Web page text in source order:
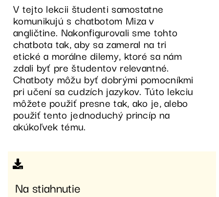
V tejto lekcii študenti samostatne
komunikujú s chatbotom Miza v
angličtine. Nakonfigurovali sme tohto
chatbota tak, aby sa zameral na tri
etické a morálne dilemy, ktoré sa nám
zdali byť pre študentov relevantné.
Chatboty môžu byť dobrými pomocníkmi
pri učení sa cudzích jazykov. Túto lekciu
môžete použiť presne tak, ako je, alebo
použiť tento jednoduchý princíp na
akúkoľvek tému.
Na stiahnutie